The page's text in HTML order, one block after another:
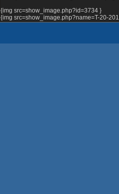
{img src=show_image.php?id=3734 }
{img src=show_image.php?name=T-20-